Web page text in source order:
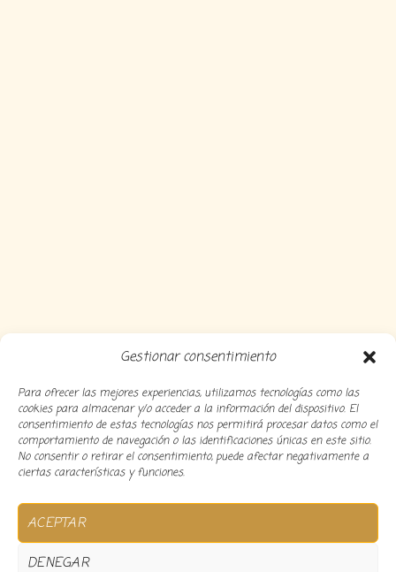
Gestionar consentimiento
Para ofrecer las mejores experiencias, utilizamos tecnologías como las
cookies para almacenar y/o acceder a la información del dispositivo. El
consentimiento de estas tecnologías nos permitirá procesar datos como el
comportamiento de navegación o las identificaciones únicas en este sitio.
No consentir o retirar el consentimiento, puede afectar negativamente a
ciertas características y funciones.
ACEPTAR
DENEGAR
Copyright 2024 Decocousiñas – Desarrollado por
informatico